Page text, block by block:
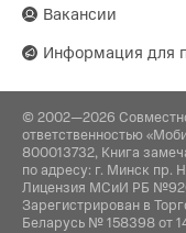
Вакансии
Информация для
© 2002—2026
ответственностью
800013732, Книга
по адресу: г. Минск пр.
Лицензия МСиИ РБ
Зарегистрирован в
Беларусь № 158398 от